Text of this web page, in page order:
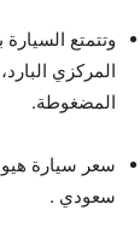
وتتمتع
المركزي
المضغوطة.
سعودي .